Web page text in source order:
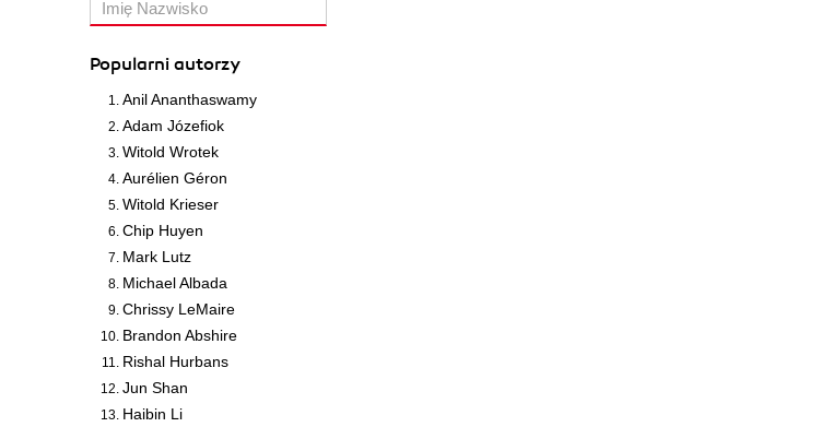
Popularni autorzy
Anil Ananthaswamy
Adam Józefiok
Witold Wrotek
Aurélien Géron
Witold Krieser
Chip Huyen
Mark Lutz
Michael Albada
Chrissy LeMaire
Brandon Abshire
Rishal Hurbans
Jun Shan
Haibin Li